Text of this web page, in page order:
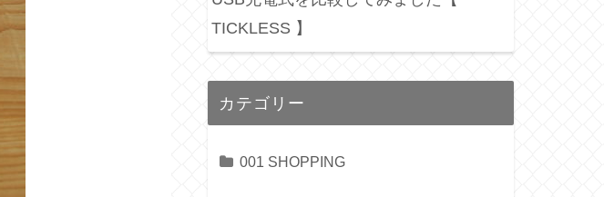
TICKLESS 】
カテゴリー
001 SHOPPING